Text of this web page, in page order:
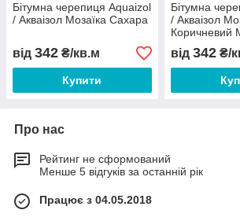
Бітумна черепиця Aquaizol
/ Акваізол Мозаїка Сахара
від 342 ₴/кв.м
Купити
Бітумна
/ Акваізол
Коричневий
від 342₴/
Про нас
Рейтинг не сформований
Менше 5 відгуків за останній рік
Працює з 04.05.2018